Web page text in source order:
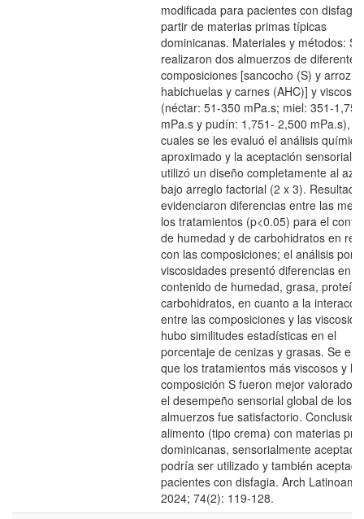
modificada para pacientes con
partir de materias primas típicas
dominicanas. Materiales y métodos: Se
realizaron dos almuerzos de diferentes
composiciones [sancocho (S) y arroz
habichuelas y carnes (AHC)] y
(néctar: 51-350 mPa.s; miel: 351-1,750
mPa.s y pudín: 1,751- 2,500 mPa.s), a
cuales se les evaluó el análisis químico
aproximado y la aceptación sensorial.
utilizó un diseño completamente al
bajo arreglo factorial (2 x 3).
evidenciaron diferencias entre las
los tratamientos (p<0.05) para el
de humedad y de carbohidratos en
con las composiciones; el análisis por
viscosidades presentó diferencias en el
contenido de humedad, grasa,
carbohidratos, en cuanto a la
entre las composiciones y las
hubo similitudes estadísticas en el
porcentaje de cenizas y grasas. Se
que los tratamientos más viscosos y la
composición S fueron mejor valorados
el desempeño sensorial global de los
almuerzos fue satisfactorio.
alimento (tipo crema) con materias
dominicanas, sensorialmente
podría ser utilizado y también
pacientes con disfagia. Arch Latinoam
2024; 74(2): 119-128.